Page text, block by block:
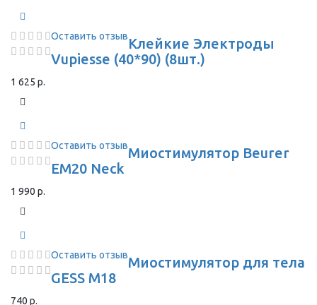
Оставить отзывКлейкие Электроды
Vupiesse (40*90) (8шт.)
1 625 р.
Оставить отзывМиостимулятор Beurer
EM20 Neck
1 990 р.
Оставить отзывМиостимулятор для тела
GESS M18
740 р.